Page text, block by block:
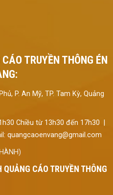
TRUYỀN THÔNG ÉN
P. An Mỹ, TP. Tam Kỳ, Quảng
Chiều từ 13h30 đến 17h30 |
quangcaoenvang@gmail.com
QUẢNG CÁO TRUYỀN THÔNG